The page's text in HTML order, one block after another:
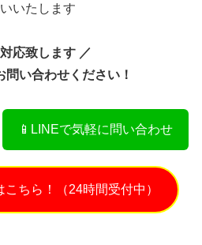
いたします
応致します ／
問い合わせください！
📱LINEで気軽に問い合わせ
ちら！（24時間受付中）